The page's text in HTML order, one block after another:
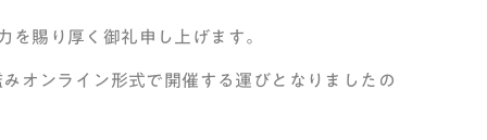
賜り厚く御礼申し上げます。
オンライン形式で開催する運びとなりましたの